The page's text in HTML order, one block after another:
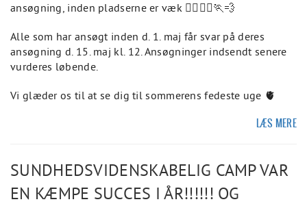
ansøgning, inden pladserne er væk 🏃‍♀️🏃‍♂️🏃💨
Alle som har ansøgt inden d. 1. maj får svar på deres
ansøgning d. 15. maj kl. 12. Ansøgninger indsendt senere
vurderes løbende.
Vi glæder os til at se dig til sommerens fedeste uge 🫀
LÆS MERE
SUNDHEDSVIDENSKABELIG CAMP VAR
EN KÆMPE SUCCES I ÅR!!!!!! OG